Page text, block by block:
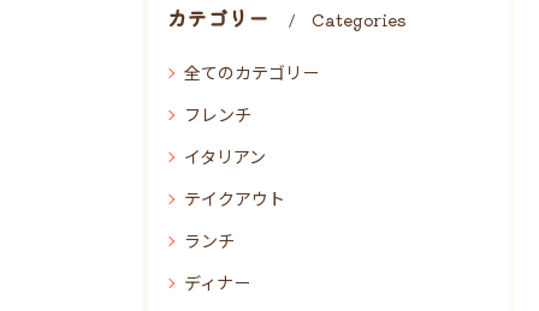
カテゴリー Categories
全てのカテゴリー
フレンチ
イタリアン
テイクアウト
ランチ
ディナー